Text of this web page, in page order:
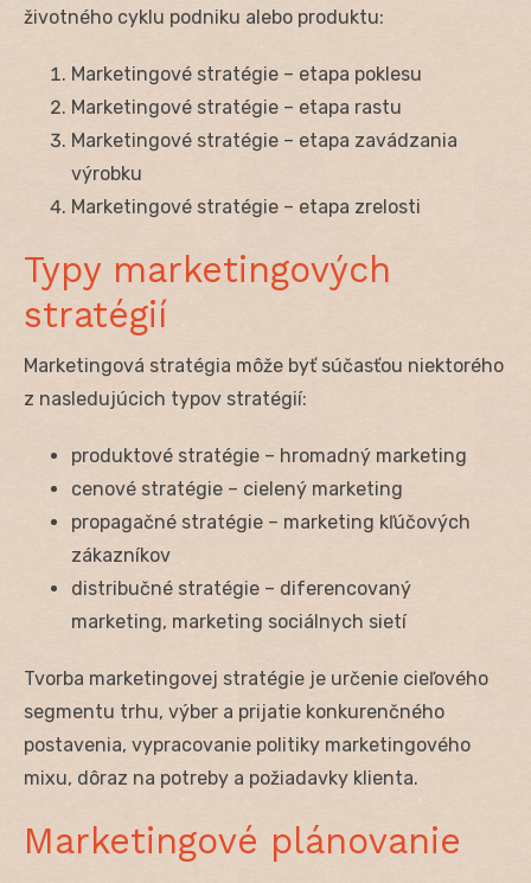
životného cyklu podniku alebo produktu:
Marketingové stratégie – etapa poklesu
Marketingové stratégie – etapa rastu
Marketingové stratégie – etapa zavádzania
výrobku
Marketingové stratégie – etapa zrelosti
Typy marketingových
stratégií
Marketingová stratégia môže byť súčasťou niektorého
z nasledujúcich typov stratégií:
produktové stratégie – hromadný marketing
cenové stratégie – cielený marketing
propagačné stratégie – marketing kľúčových
zákazníkov
distribučné stratégie – diferencovaný
marketing, marketing sociálnych sietí
Tvorba marketingovej stratégie je určenie cieľového
segmentu trhu, výber a prijatie konkurenčného
postavenia, vypracovanie politiky marketingového
mixu, dôraz na potreby a požiadavky klienta.
Marketingové plánovanie